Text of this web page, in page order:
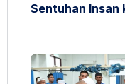
Sentuhan Insan